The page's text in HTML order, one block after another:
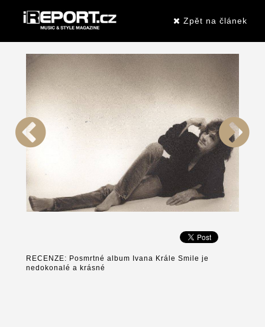
Zpět na článek
RECENZE: Posmrtné album Ivana Krále Smile je
nedokonalé a krásné